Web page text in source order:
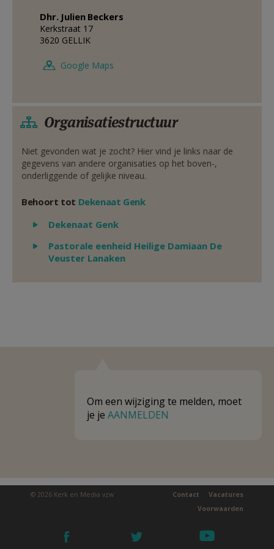
Dhr. Julien Beckers
Kerkstraat 17
3620 GELLIK
Google Maps
Organisatiestructuur
Niet gevonden wat je zocht? Hier vind je links naar de
gegevens van andere organisaties op het boven-,
onderliggende of gelijke niveau.
Behoort tot Dekenaat Genk
Weergeven
Dekenaat Genk
Weergeven
Pastorale eenheid Heilige Damiaan De
Veuster Lanaken
Om een wijziging te melden, moet
je je AANMELDEN
© 2026 Kerk en Media vzw Vacatures
Contact
Voorwaarden